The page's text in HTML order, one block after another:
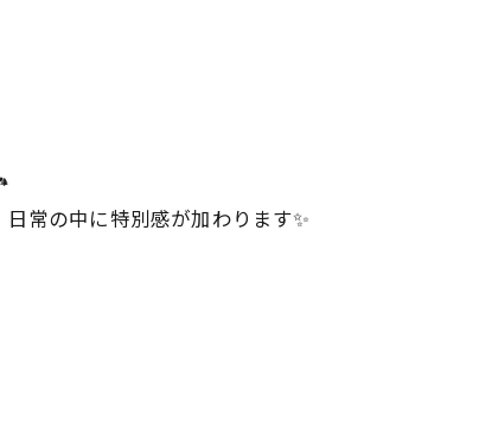
常の中に特別感が加わります✨